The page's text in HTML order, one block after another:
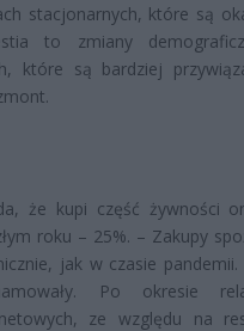
stacjonarnych, które są
to zmiany
które są bardziej
że kupi część żywności
roku – 25%. – Zakupy
jak w czasie
Po okresie
ze względu na